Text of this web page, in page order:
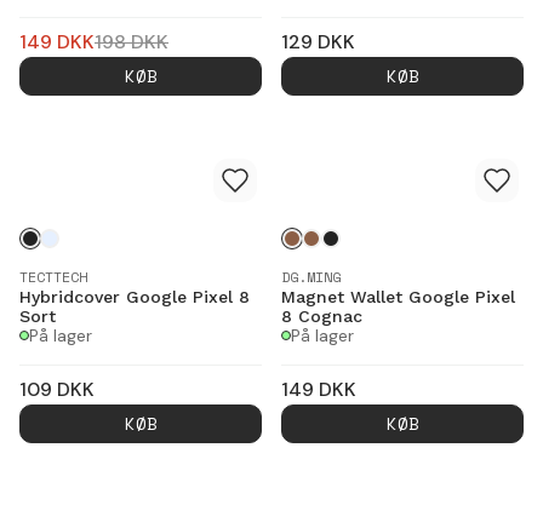
149 DKK198DKK
KØB
129 DKK
KØB
TECTTECH
Hybridcover Google Pixel 8
Sort
På lager
109 DKK
KØB
DG.MING
Magnet Wallet Google Pixel
8 Cognac
På lager
149 DKK
KØB